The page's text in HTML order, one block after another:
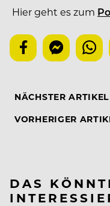
Hier geht es zum
NÄCHSTER ARTIKEL
VORHERIGER
DAS